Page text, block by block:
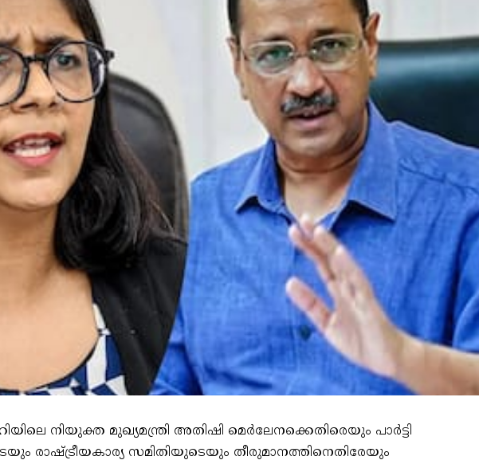
നിയുക്ത മുഖ്യമന്ത്രി അതിഷി മെർലേനക്കെതിരെയും പാർട്ടി
രാഷ്ട്രീയകാര്യ സമിതിയുടെയും തീരുമാനത്തിനെതിരേയും